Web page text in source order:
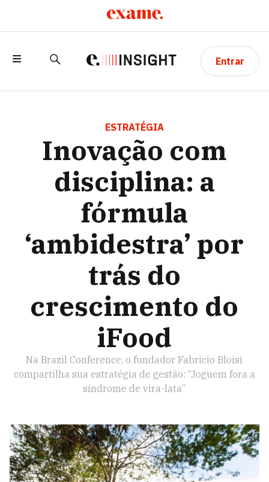
Entrar
FÓRMULA ‘AMBIDESTRA’ POR TRÁS DO
CRESCIMENTO DO IFOOD
ESTRATÉGIA
Inovação com
disciplina: a
fórmula
‘ambidestra’ por
trás do
crescimento do
iFood
Na Brazil Conference, o fundador Fabricio Bloisi
compartilha sua estratégia de gestão: “Joguem fora a
síndrome de vira-lata”